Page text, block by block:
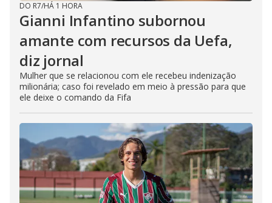
DO R7/HÁ 1 HORA
Gianni Infantino subornou
amante com recursos da Uefa,
diz jornal
Mulher que se relacionou com ele recebeu indenização
milionária; caso foi revelado em meio à pressão para que
ele deixe o comando da Fifa